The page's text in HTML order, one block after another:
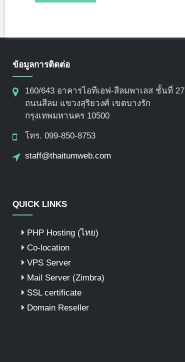
ข้อมูลการติดต่อ
160/643 อาคารไอทีเอฟ-สีลมพาเลส ชั้นที่ 27
ถนนสีลม แขวงสุริยวงศ์ เขตบางรัก
กรุงเทพมหานคร 10500
โทร. 099-850-8753
staff@thaitumweb.com
QUICK LINKS
PHP Hosting (ไทย)
Co-location
VPS Server
Mail Server (Zimbra)
SSL certificate
Domain Reseller